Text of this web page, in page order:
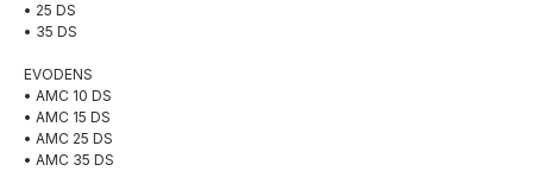
• 25 DS
• 35 DS
EVODENS
• AMC 10 DS
• AMC 15 DS
• AMC 25 DS
• AMC 35 DS